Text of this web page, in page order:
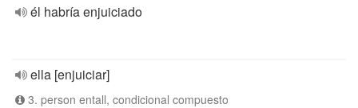
él habría enjuiciado
ella [enjuiciar]
3. person entall, condicional compuesto